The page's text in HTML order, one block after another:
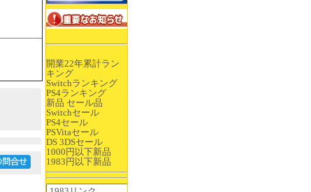
開業22年累計ラン
キング
Switchランキング
PS4ランキング
新品 セール品
Switchセール
PS4セール
PSVitaセール
DS 3DSセール
1000円以下新品
1983円以下新品